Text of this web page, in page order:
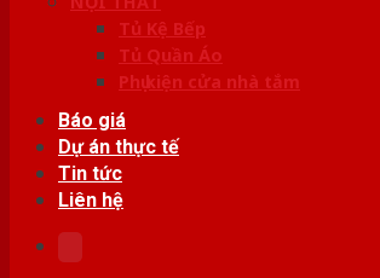
Tủ Kệ Bếp
Tủ Quần Áo
Phụ kiện cửa nhà tắm
Báo giá
Dự án thực tế
Tin tức
Liên hệ